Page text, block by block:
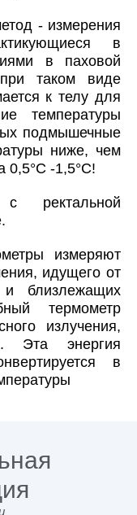
- измерения
в
в паховой
таком виде
к телу для
температуры
подмышечные
ниже, чем
0,5°C -1,5°C!
ректальной
измеряют
идущего от
и близлежащих
термометр
излучения,
Эта энергия
в